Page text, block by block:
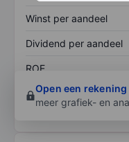
Winst per aandeel
Dividend per aandeel
ROE
Open een rekening
meer grafiek- en